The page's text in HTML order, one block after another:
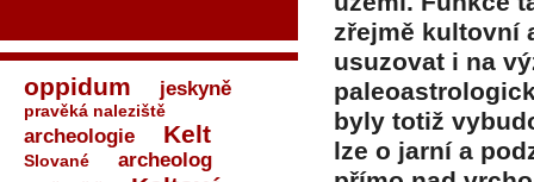
oppidum jeskyně
pravěká naleziště
archeologie Kelt
Slované archeolog
zřejmě kultovní
usuzovat i na
byly totiž
lze o jarní a